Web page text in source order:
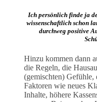
Ich persönlich finde ja
wissenschaftlich schon
durchweg positive
Hinzu kommen dann
die Regeln, die
(gemischten) Gefühle,
Faktoren wie neues
Inhalte, höhere